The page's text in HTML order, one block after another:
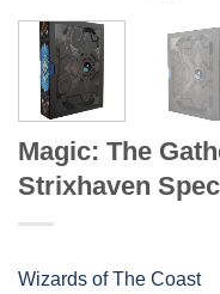
Magic: The
Strixhaven
Wizards of The Coast